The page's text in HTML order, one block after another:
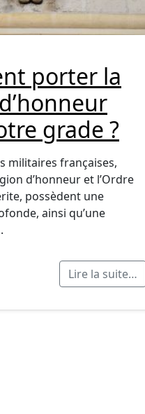
porter la
grade ?
militaires françaises,
d’honneur et l’Ordre
possèdent une
ainsi qu’une
Lire la suite…